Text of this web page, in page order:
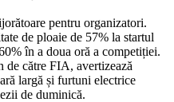
pentru organizatori.
de ploaie de 57% la startul
în a doua oră a competiției.
de către FIA, avertizează
largă și furtuni electrice
de duminică.